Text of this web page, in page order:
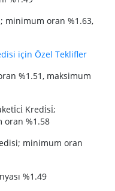
minimum oran %1.63,
için Özel Teklifler
%1.51, maksimum
Kredi̇si̇;
oran %1.58
minimum oran
%1.49